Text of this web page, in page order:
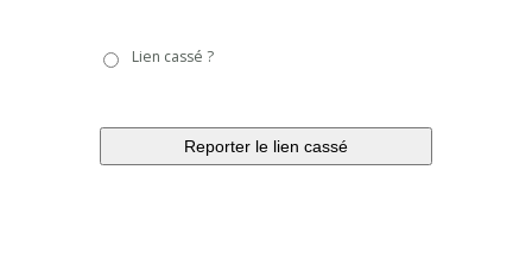
casséLien cassé ?